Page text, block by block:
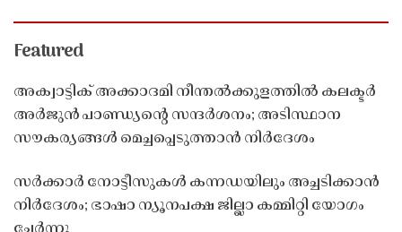
Featured
അക്വാട്ടിക് അക്കാദമി നീന്തൽക്കുളത്തിൽ കലക്ടർ
അർജുൻ പാണ്ഡ്യൻ്റെ സന്ദർശനം; അടിസ്ഥാന
സൗകര്യങ്ങൾ മെച്ചപ്പെടുത്താൻ നിർദേശം
സർക്കാർ നോട്ടീസുകൾ കന്നഡയിലും അച്ചടിക്കാൻ
നിർദേശം; ഭാഷാ ന്യൂനപക്ഷ ജില്ലാ കമ്മിറ്റി യോഗം